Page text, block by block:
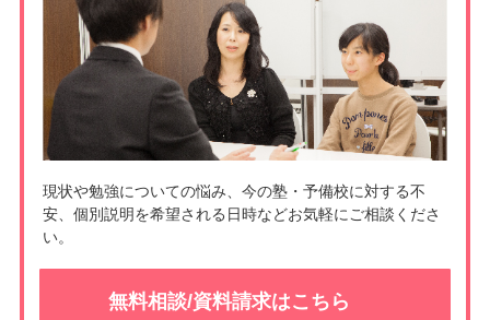
現状や勉強についての悩み、今の塾・予備校に対する不
安、個別説明を希望される日時などお気軽にご相談くださ
い。
無料相談/資料請求はこちら